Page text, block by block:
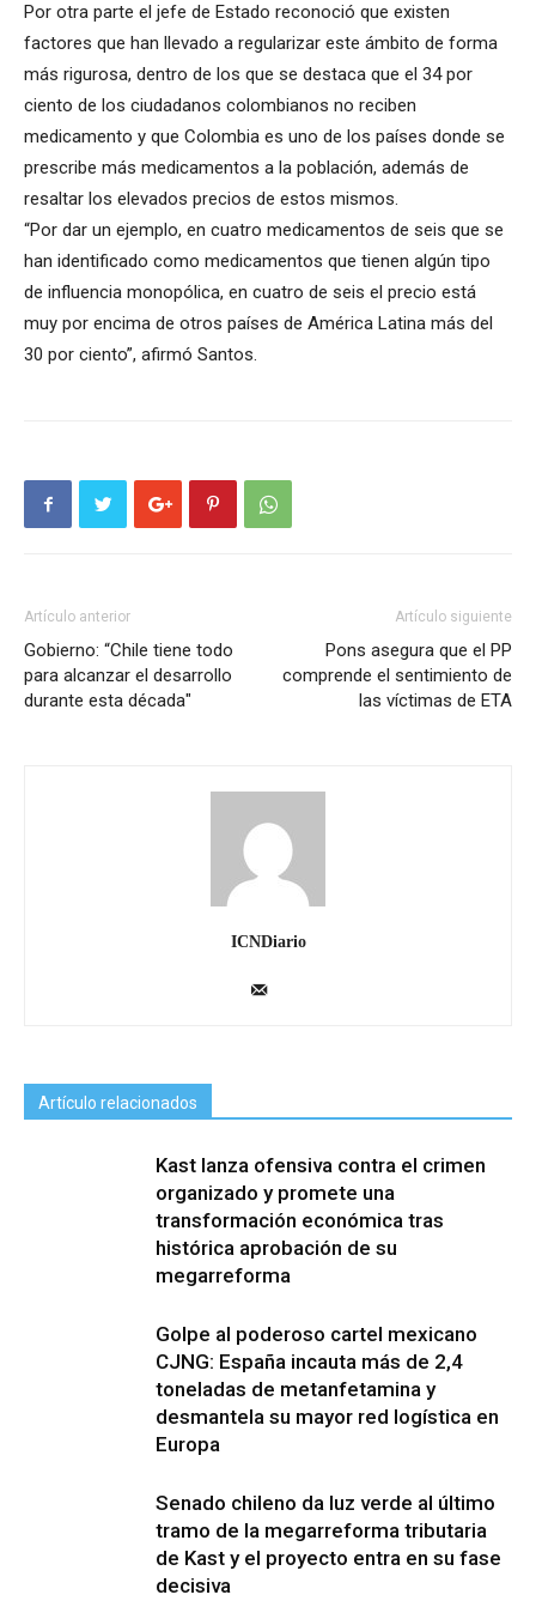
Por otra parte el jefe de Estado reconoció que existen
factores que han llevado a regularizar este ámbito de forma
más rigurosa, dentro de los que se destaca que el 34 por
ciento de los ciudadanos colombianos no reciben
medicamento y que Colombia es uno de los países donde se
prescribe más medicamentos a la población, además de
resaltar los elevados precios de estos mismos.
“Por dar un ejemplo, en cuatro medicamentos de seis que se
han identificado como medicamentos que tienen algún tipo
de influencia monopólica, en cuatro de seis el precio está
muy por encima de otros países de América Latina más del
30 por ciento”, afirmó Santos.
Artículo anterior
Gobierno: “Chile tiene todo
para alcanzar el desarrollo
durante esta década"
Artículo siguiente
Pons asegura que el PP
comprende el sentimiento de
las víctimas de ETA
ICNDiario
Artículo relacionados
Kast lanza ofensiva contra el crimen
organizado y promete una
transformación económica tras
histórica aprobación de su
megarreforma
Golpe al poderoso cartel mexicano
CJNG: España incauta más de 2,4
toneladas de metanfetamina y
desmantela su mayor red logística en
Europa
Senado chileno da luz verde al último
tramo de la megarreforma tributaria
de Kast y el proyecto entra en su fase
decisiva